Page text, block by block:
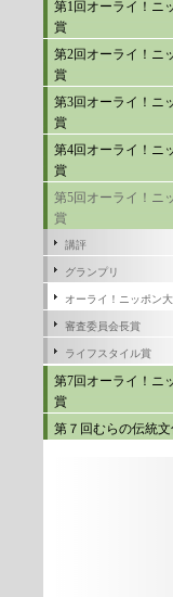
第1回オーライ！ニ
賞
第2回オーライ！ニ
賞
第3回オーライ！ニ
賞
第4回オーライ！ニ
賞
第5回オーライ！ニ
賞
講評
グランプリ
オーライ！ニッポン
審査委員会長賞
ライフスタイル賞
第7回オーライ！ニ
賞
第７回むらの伝統